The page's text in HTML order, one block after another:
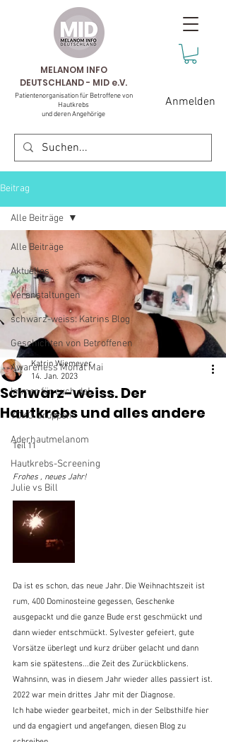
MELANOM INFO
DEUTSCHLAND - MID e.V.
Patientenorganisation für Betroffene von
Hautkrebs
und deren Angehörige
Anmelden
Beitrag
Alle Beiträge
Aktuelles
Veranstaltungen
schwarz-weiss: Katrins Blog
Geschichten von Betroffenen
Awareness Monat Mai
Immer für euch da!
YOKO Gruppen
Aderhautmelanom
Hautkrebs-Screening
Julie vs Bill
Alle Beiträge
Schwarz-weiss. Der
Hautkrebs und alles andere
Katrin Wiemeyer
14. Jan. 2023
Teil 11
Frohes , neues Jahr!
Da ist es schon, das neue Jahr. Die Weihnachtszeit ist
rum, 400 Dominosteine gegessen, Geschenke
ausgepackt und die ganze Bude erst geschmückt und
dann wieder entschmückt. Sylvester gefeiert, gute
Vorsätze überlegt und kurz drüber gelacht und dann
kam sie spätestens...die Zeit des Zurückblickens.
Wahnsinn, was in diesem Jahr wieder alles passiert ist.
2022 war mein drittes Jahr mit der Diagnose.
Ich habe wieder gearbeitet, mich in der Selbsthilfe hier
und da engagiert und angefangen, diesen Blog zu